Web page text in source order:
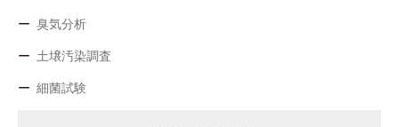
臭気分析
土壌汚染調査
細菌試験